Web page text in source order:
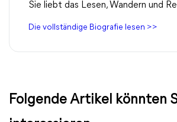
Sie liebt das Lesen, Wandern und
Die vollständige Biografie lesen >>
Folgende Artikel könnten